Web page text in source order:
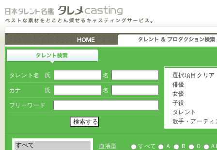
タレント名 氏 名
カナ 氏 名
フリーワード
選択項目クリア
俳優
女優
子役
タレント
歌手・アーティ
血液型 すべて Ａ Ｂ Ｏ